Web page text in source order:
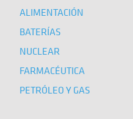
ALIMENTACIÓN
BATERÍAS
NUCLEAR
FARMACÉUTICA
PETRÓLEO Y GAS